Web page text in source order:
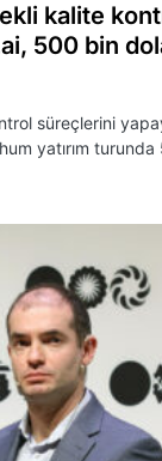
kalite
500 bin
süreçlerini
yatırım